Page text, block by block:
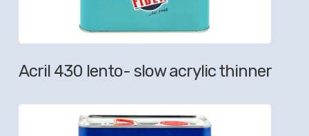
Acril 430 lento- slow acrylic thinner